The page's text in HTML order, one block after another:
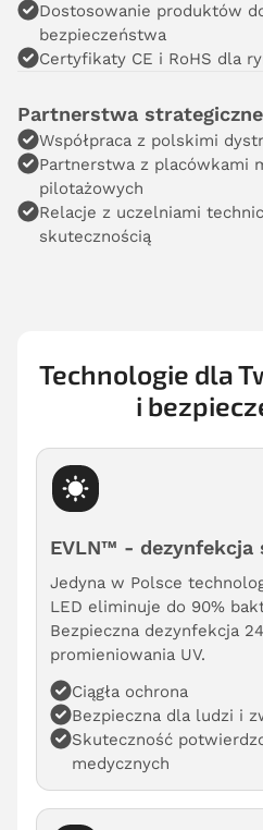
Dostosowanie produktów
bezpieczeństwa
Certyfikaty CE i RoHS dla
Partnerstwa strategiczne
Współpraca z polskimi
Partnerstwa z placówkami
pilotażowych
Relacje z uczelniami
skutecznością
Technologie dla
i
EVLN™ - dezynfekcja
Jedyna w Polsce
LED eliminuje do 90%
Bezpieczna dezynfekcja
promieniowania UV.
Ciągła ochrona
Bezpieczna dla ludzi i
Skuteczność
medycznych